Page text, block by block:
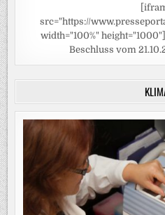
src="https://
width="100%"
Beschluss vom